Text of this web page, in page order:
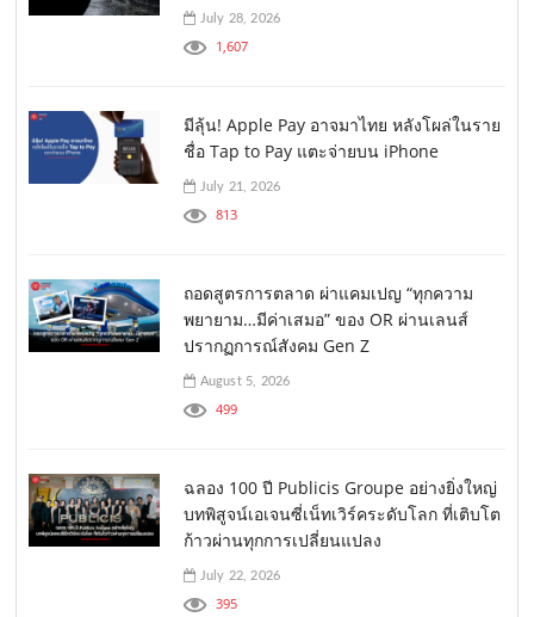
July 28, 2026
1,607
มีลุ้น! Apple Pay อาจมาไทย หลังโผล่ในราย
ชื่อ Tap to Pay แตะจ่ายบน iPhone
July 21, 2026
813
ถอดสูตรการตลาด ผ่าแคมเปญ “ทุกความ
พยายาม…มีค่าเสมอ” ของ OR ผ่านเลนส์
ปรากฏการณ์สังคม Gen Z
August 5, 2026
499
ฉลอง 100 ปี Publicis Groupe อย่างยิ่งใหญ่
บทพิสูจน์เอเจนซี่เน็ทเวิร์คระดับโลก ที่เติบโต
ก้าวผ่านทุกการเปลี่ยนแปลง
July 22, 2026
395